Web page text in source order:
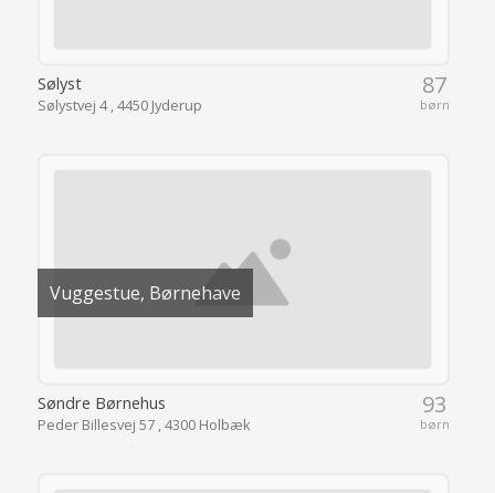
87
børn
Sølyst
Sølystvej 4 , 4450 Jyderup
Vuggestue, Børnehave
93
børn
Søndre Børnehus
Peder Billesvej 57 , 4300 Holbæk